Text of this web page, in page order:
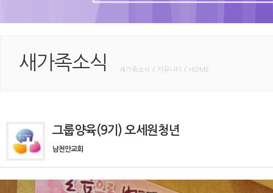
새가족소식 새가족소식 < 커뮤니티 < HOME
그룹양육(9기) 오세원청년
남천안교회